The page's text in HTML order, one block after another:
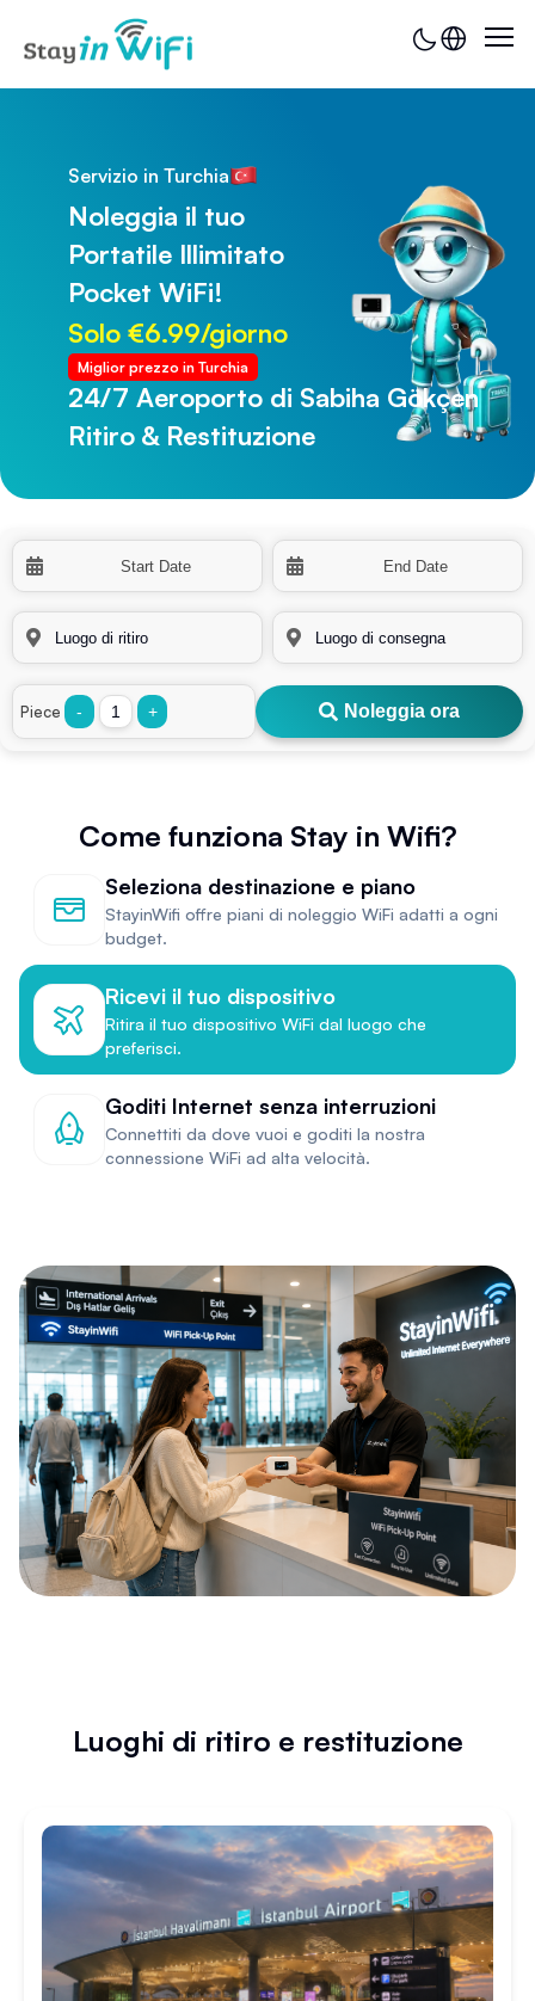
Servizio in Turchia
Noleggia il tuo
Portatile Illimitato
Pocket WiFi!
Solo €6.99/giorno
Miglior prezzo in Turchia
24/7 Aeroporto di Sabiha Gökçen
Ritiro & Restituzione
24/7 Aeroporto di Trabzon
Ritiro & Restituzione
Piece - + Noleggia ora
Come funziona Stay in Wifi?
Seleziona destinazione e piano
StayinWifi offre piani di noleggio WiFi adatti a ogni
budget.
Ricevi il tuo dispositivo
Ritira il tuo dispositivo WiFi dal luogo che
preferisci.
Goditi Internet senza interruzioni
Connettiti da dove vuoi e goditi la nostra
connessione WiFi ad alta velocità.
Luoghi di ritiro e restituzione